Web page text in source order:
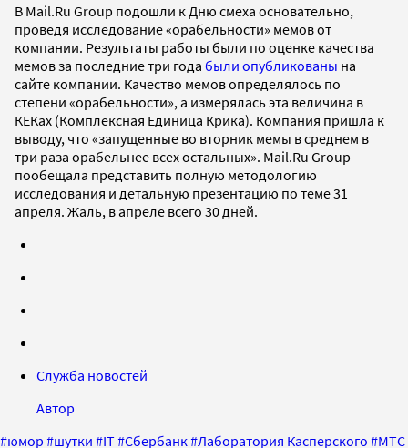
В Mail.Ru Group подошли к Дню смеха основательно,
проведя исследование «орабельности» мемов от
компании. Результаты работы были по оценке качества
мемов за последние три года были опубликованы на
сайте компании. Качество мемов определялось по
степени «орабельности», а измерялась эта величина в
КЕКах (Комплексная Единица Крика). Компания пришла к
выводу, что «запущенные во вторник мемы в среднем в
три раза орабельнее всех остальных». Mail.Ru Group
пообещала представить полную методологию
исследования и детальную презентацию по теме 31
апреля. Жаль, в апреле всего 30 дней.
Служба новостей
Автор
#юмор #шутки #IT#Сбербанк#Лаборатория Касперского #МТС